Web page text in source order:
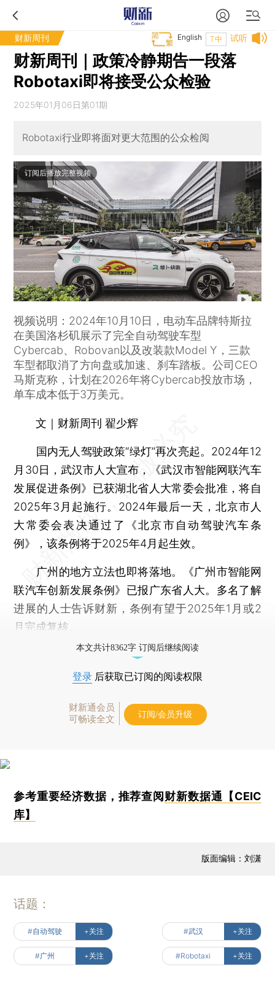
财新周刊 试听
T中
English
财新周刊｜政策冷静期告一段落
Robotaxi即将接受公众检验
2025年01月06日第01期
Robotaxi行业即将面对更大范围的公众检阅
订阅后播放完整视频
视频说明：2024年10月10日，电动车品牌特斯拉
在美国洛杉矶展示了完全自动驾驶车型
Cybercab、Robovan以及改装款Model Y，三款
车型都取消了方向盘或加速、刹车踏板。公司CEO
马斯克称，计划在2026年将Cybercab投放市场，
单车成本低于3万美元。
文｜财新周刊 翟少辉
国内无人驾驶政策“绿灯”再次亮起。2024年12
月30日，武汉市人大宣布，《武汉市智能网联汽车
发展促进条例》已获湖北省人大常委会批准，将自
2025年3月起施行。2024年最后一天，北京市人
大常委会表决通过了《北京市自动驾驶汽车条
例》，该条例将于2025年4月起生效。
广州的地方立法也即将落地。《广州市智能网
联汽车创新发展条例》已报广东省人大。多名了解
进展的人士告诉财新，条例有望于2025年1月或2
月完成复核。
本文共计8362字 订阅后继续阅读
登录 后获取已订阅的阅读权限
财新通会员
可畅读全文
订阅/会员升级
参考重要经济数据，推荐查阅 财新数据通【CEIC
库】
版面编辑：刘潇
话题：
#自动驾驶 +关注 #武汉 +关注
#广州 +关注 #Robotaxi +关注